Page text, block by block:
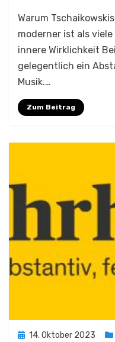
Warum
moderner ist als viele
innere Wirklichkeit
gelegentlich ein
Musik.…
Zum Beitrag
Posted
14. Oktober 2023